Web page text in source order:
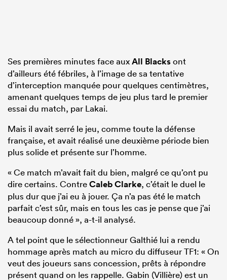
Ses premières minutes face auxAll Blacksont
d’ailleurs été fébriles, à l’image de sa tentative
d’interception manquée pour quelques centimètres,
amenant quelques temps de jeu plus tard le premier
essai du match, par Lakai.
Mais il avait serré le jeu, comme toute la défense
française, et avait réalisé une deuxième période bien
plus solide et présente sur l’homme.
« Ce match m’avait fait du bien, malgré ce qu’ont pu
dire certains. ContreCaleb Clarke, c’était le duel le
plus dur que j’ai eu à jouer. Ça n’a pas été le match
parfait c’est sûr, mais en tous les cas je pense que j’ai
beaucoup donné », a-t-il analysé.
A tel point que le sélectionneur Galthié lui a rendu
hommage après match au micro du diffuseur TF1: « On
veut des joueurs sans concession, prêts à répondre
présent quand on les rappelle. Gabin (Villière) est un